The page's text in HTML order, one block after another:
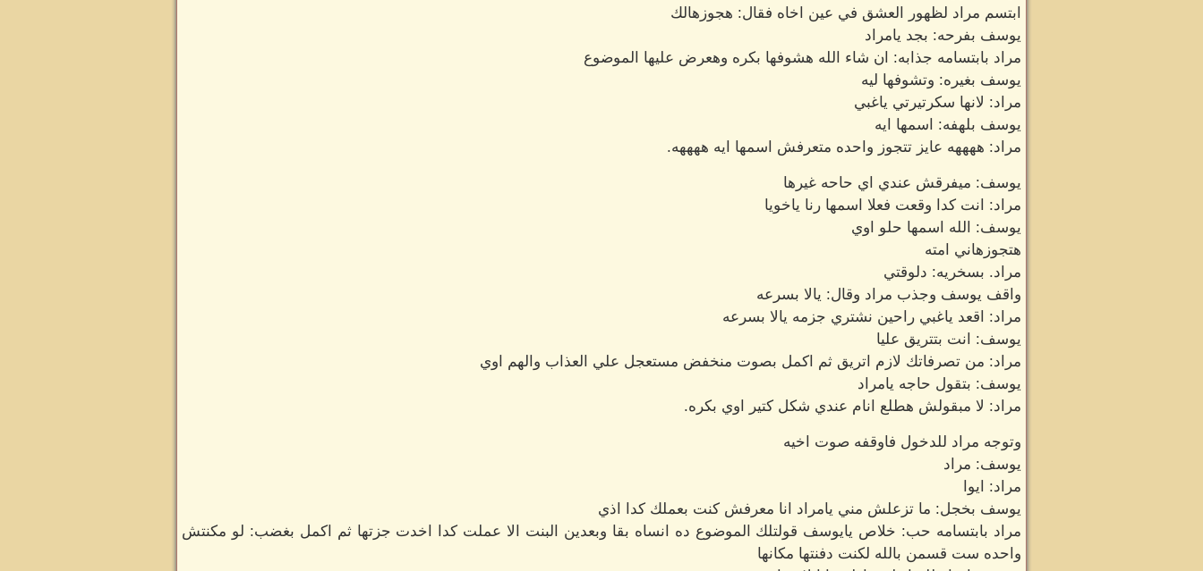
ابتسم مراد لظهور العشق في عين اخاه فقال: هجوزهالك
يوسف بفرحه: بجد يامراد
مراد بابتسامه جذابه: ان شاء الله هشوفها بكره وهعرض عليها الموضوع
يوسف بغيره: وتشوفها ليه
مراد: لانها سكرتيرتي ياغبي
يوسف بلهفه: اسمها ايه
مراد: ههههه عايز تتجوز واحده متعرفش اسمها ايه ههههه.
يوسف: ميفرقش عندي اي حاحه غيرها
مراد: انت كدا وقعت فعلا اسمها رنا ياخويا
يوسف: الله اسمها حلو اوي
هتجوزهاني امته
مراد. بسخريه: دلوقتي
واقف يوسف وجذب مراد وقال: يالا بسرعه
مراد: اقعد ياغبي راحين نشتري جزمه يالا بسرعه
يوسف: انت بتتريق عليا
مراد: من تصرفاتك لازم اتريق ثم اكمل بصوت منخفض مستعجل علي العذاب والهم اوي
يوسف: بتقول حاجه يامراد
مراد: لا مبقولش هطلع انام عندي شكل كتير اوي بكره.
وتوجه مراد للدخول فاوقفه صوت اخيه
يوسف: مراد
مراد: ايوا
يوسف بخجل: ما تزعلش مني يامراد انا معرفش كنت بعملك كدا اذي
مراد بابتسامه حب: خلاص يايوسف قولتلك الموضوع ده انساه بقا وبعدين البنت الا عملت كدا اخدت جزتها ثم اكمل بغضب: لو مكنتش
واحده ست قسمن بالله لكنت دفنتها مكانها